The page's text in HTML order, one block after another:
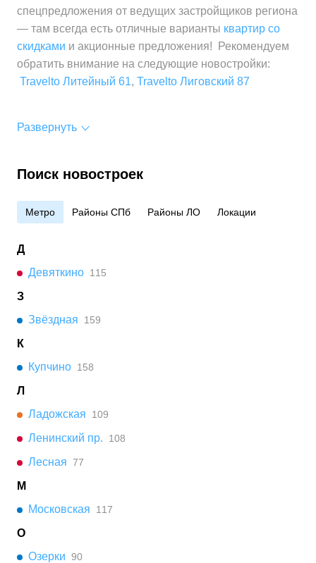
спецпредложения от ведущих застройщиков региона
— там всегда есть отличные варианты квартир со
скидками и акционные предложения! Рекомендуем
обратить внимание на следующие новостройки:
Travelto Литейный 61, Travelto Лиговский 87
Развернуть
Поиск новостроек
Метро Районы СПб Районы ЛО Локации
Д
Девяткино 115
З
Звёздная
159
К
Купчино 158
Л
Ладожская
109
Ленинский пр. 108
Лесная 77
М
Московская
117
О
Озерки 90